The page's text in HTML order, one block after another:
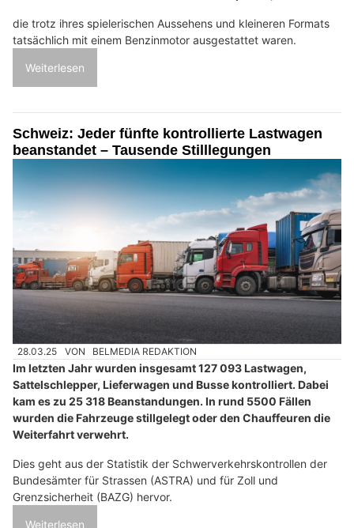
die trotz ihres spielerischen Aussehens und kleineren Formats
tatsächlich mit einem Benzinmotor ausgestattet waren.
Weiterlesen
Schweiz: Jeder fünfte kontrollierte Lastwagen
beanstandet – Tausende Stilllegungen
28.03.25 VON BELMEDIA REDAKTION
Im letzten Jahr wurden insgesamt 127 093 Lastwagen,
Sattelschlepper, Lieferwagen und Busse kontrolliert. Dabei
kam es zu 25 318 Beanstandungen. In rund 5500 Fällen
wurden die Fahrzeuge stillgelegt oder den Chauffeuren die
Weiterfahrt verwehrt.
Dies geht aus der Statistik der Schwerverkehrskontrollen der
Bundesämter für Strassen (ASTRA) und für Zoll und
Grenzsicherheit (BAZG) hervor.
Weiterlesen